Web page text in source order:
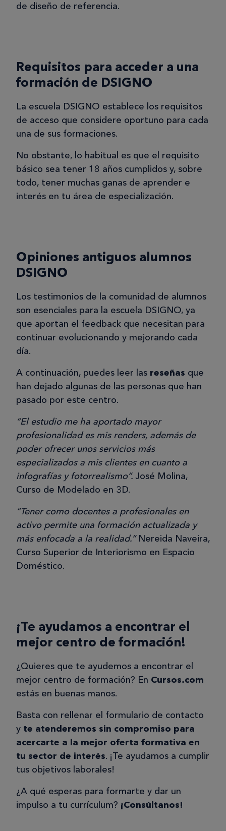
de diseño de referencia.
Requisitos para acceder a una
formación de DSIGNO
La escuela DSIGNO establece los requisitos
de acceso que considere oportuno para cada
una de sus formaciones.
No obstante, lo habitual es que el requisito
básico sea tener 18 años cumplidos y, sobre
todo, tener muchas ganas de aprender e
interés en tu área de especialización.
Opiniones antiguos alumnos
DSIGNO
Los testimonios de la comunidad de alumnos
son esenciales para la escuela DSIGNO, ya
que aportan el feedback que necesitan para
continuar evolucionando y mejorando cada
día.
A continuación, puedes leer las reseñas que
han dejado algunas de las personas que han
pasado por este centro.
“El estudio me ha aportado mayor
profesionalidad es mis renders, además de
poder ofrecer unos servicios más
especializados a mis clientes en cuanto a
infografías y fotorrealismo”. José Molina,
Curso de Modelado en 3D.
“Tener como docentes a profesionales en
activo permite una formación actualizada y
más enfocada a la realidad.” Nereida Naveira,
Curso Superior de Interiorismo en Espacio
Doméstico.
¡Te ayudamos a encontrar el
mejor centro de formación!
¿Quieres que te ayudemos a encontrar el
mejor centro de formación? En Cursos.com
estás en buenas manos.
Basta con rellenar el formulario de contacto
y te atenderemos sin compromiso para
acercarte a la mejor oferta formativa en
tu sector de interés. ¡Te ayudamos a cumplir
tus objetivos laborales!
¿A qué esperas para formarte y dar un
impulso a tu currículum? ¡Consúltanos!